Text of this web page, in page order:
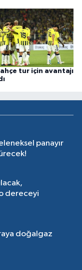
tur için avantajı
panayır
dereceyi
doğalgaz